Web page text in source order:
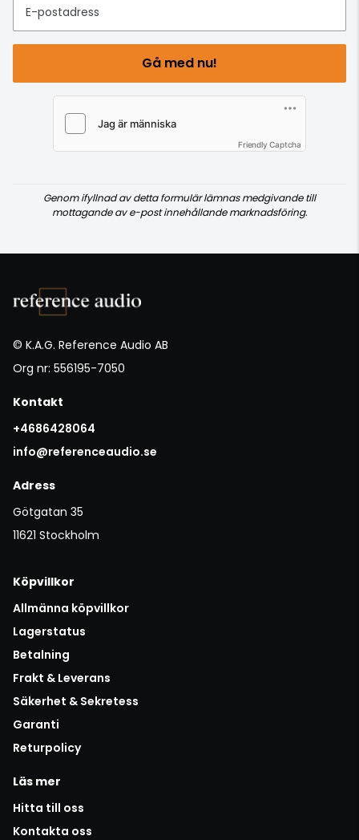
E-postadress
Gå med nu!
Friendly Captcha
Genom ifyllnad av detta formulär lämnas medgivande till
mottagande av e-post innehållande marknadsföring.
© K.A.G. Reference Audio AB
Org nr: 556195-7050
Kontakt
+4686428064
info@referenceaudio.se
Adress
Götgatan 35
11621 Stockholm
Köpvillkor
Allmänna köpvillkor
Lagerstatus
Betalning
Frakt & Leverans
Säkerhet & Sekretess
Garanti
Returpolicy
Läs mer
Hitta till oss
Kontakta oss